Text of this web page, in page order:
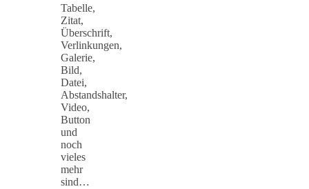
Tabelle,
Zitat,
Überschrift,
Verlinkungen,
Galerie,
Bild,
Datei,
Abstandshalter,
Video,
Button
und
noch
vieles
mehr
sind…